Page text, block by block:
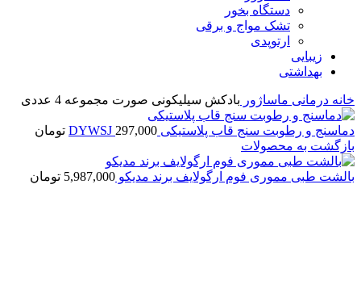
دستگاه بخور
تشک مواج و برقی
ارتوپدی
زیبایی
بهداشتی
خانه درمانی ماساژور بادکش سیلیکونی صورت مجموعه 4 عددی
دماسنج و رطوبت سنج قاب پلاستیکی DYWSJ 297,000
تومان
بازگشت به محصولات
بالشت طبی مموری فوم ارگولایف برند مدیکو 5,987,000 تومان